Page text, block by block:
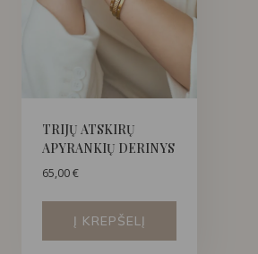
TRIJŲ ATSKIRŲ
APYRANKIŲ DERINYS
65,00€
Į KREPŠELĮ